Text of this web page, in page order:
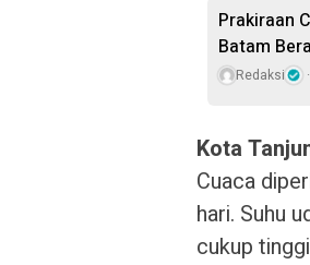
Prakiraan
Batam
Redaksi
Kota
Cuaca
hari. Suhu
cukup